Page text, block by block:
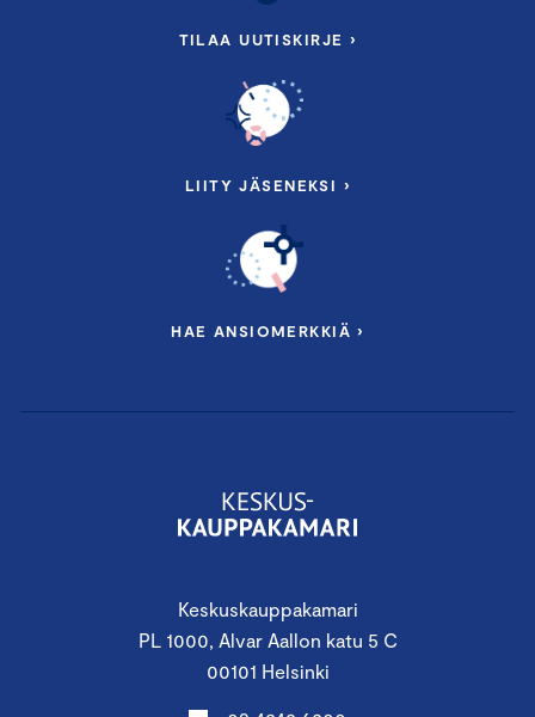
Keskuskauppakamari
PL 1000, Alvar Aallon katu 5 C
00101 Helsinki
TILAA UUTISKIRJE ›
LIITY JÄSENEKSI ›
HAE ANSIOMERKKIÄ ›